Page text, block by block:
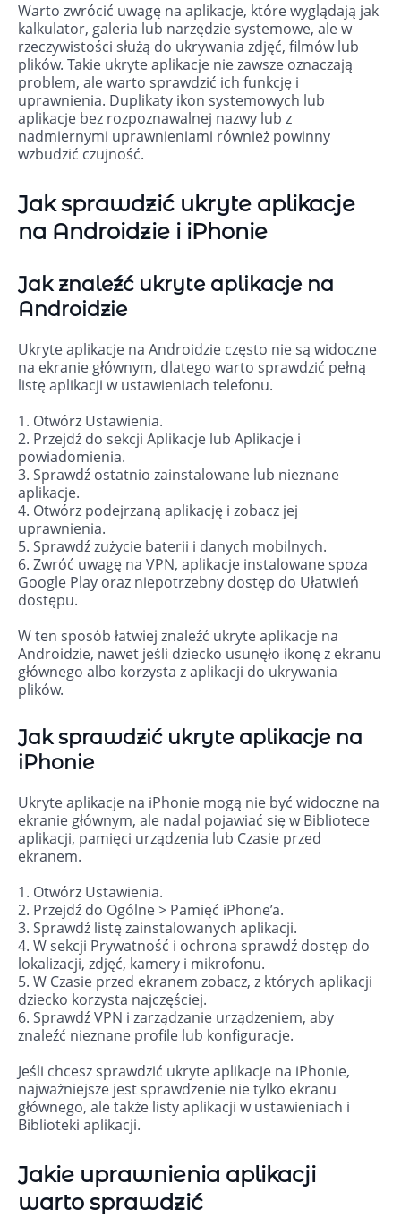
Warto zwrócić uwagę na aplikacje, które wyglądają jak
kalkulator, galeria lub narzędzie systemowe, ale w
rzeczywistości służą do ukrywania zdjęć, filmów lub
plików. Takie ukryte aplikacje nie zawsze oznaczają
problem, ale warto sprawdzić ich funkcję i
uprawnienia. Duplikaty ikon systemowych lub
aplikacje bez rozpoznawalnej nazwy lub z
nadmiernymi uprawnieniami również powinny
wzbudzić czujność.
Jak sprawdzić ukryte aplikacje
na Androidzie i iPhonie
Jak znaleźć ukryte aplikacje na
Androidzie
Ukryte aplikacje na Androidzie często nie są widoczne
na ekranie głównym, dlatego warto sprawdzić pełną
listę aplikacji w ustawieniach telefonu.
1. Otwórz Ustawienia.
2. Przejdź do sekcji Aplikacje lub Aplikacje i
powiadomienia.
3. Sprawdź ostatnio zainstalowane lub nieznane
aplikacje.
4. Otwórz podejrzaną aplikację i zobacz jej
uprawnienia.
5. Sprawdź zużycie baterii i danych mobilnych.
6. Zwróć uwagę na VPN, aplikacje instalowane spoza
Google Play oraz niepotrzebny dostęp do Ułatwień
dostępu.
W ten sposób łatwiej znaleźć ukryte aplikacje na
Androidzie, nawet jeśli dziecko usunęło ikonę z ekranu
głównego albo korzysta z aplikacji do ukrywania
plików.
Jak sprawdzić ukryte aplikacje na
iPhonie
Ukryte aplikacje na iPhonie mogą nie być widoczne na
ekranie głównym, ale nadal pojawiać się w Bibliotece
aplikacji, pamięci urządzenia lub Czasie przed
ekranem.
1. Otwórz Ustawienia.
2. Przejdź do Ogólne > Pamięć iPhone’a.
3. Sprawdź listę zainstalowanych aplikacji.
4. W sekcji Prywatność i ochrona sprawdź dostęp do
lokalizacji, zdjęć, kamery i mikrofonu.
5. W Czasie przed ekranem zobacz, z których aplikacji
dziecko korzysta najczęściej.
6. Sprawdź VPN i zarządzanie urządzeniem, aby
znaleźć nieznane profile lub konfiguracje.
Jeśli chcesz sprawdzić ukryte aplikacje na iPhonie,
najważniejsze jest sprawdzenie nie tylko ekranu
głównego, ale także listy aplikacji w ustawieniach i
Biblioteki aplikacji.
Jakie uprawnienia aplikacji
warto sprawdzić